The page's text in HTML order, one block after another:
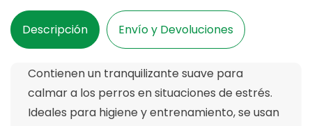
Tranquilizante
uds
Tranquilizante
30
uds
Descripción Envío y Devoluciones
Contienen un tranquilizante suave para
calmar a los perros en situaciones de estrés.
Ideales para higiene y entrenamiento, se usan